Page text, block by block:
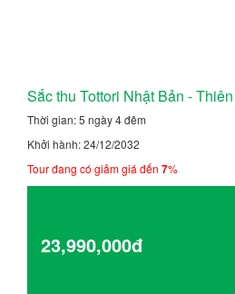
Sắc thu Tottori Nhật Bản -
Thời gian: 5 ngày 4 đêm
Khởi hành: 24/12/2032
Tour đang có giảm giá đến 7%
23,990,000đ